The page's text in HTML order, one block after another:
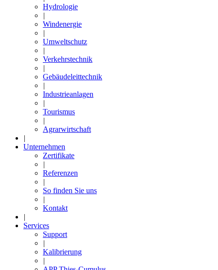
Hydrologie
|
Windenergie
|
Umweltschutz
|
Verkehrstechnik
|
Gebäudeleittechnik
|
Industrieanlagen
|
Tourismus
|
Agrarwirtschaft
|
Unternehmen
Zertifikate
|
Referenzen
|
So finden Sie uns
|
Kontakt
|
Services
Support
|
Kalibrierung
|